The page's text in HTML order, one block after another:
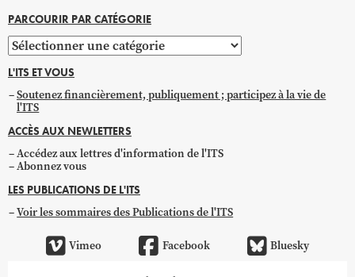
PARCOURIR PAR CATÉGORIE
Parcourir
par
catégorie
L'ITS ET VOUS
Soutenez financièrement, publiquement ; participez à la vie de
l'ITS
ACCÈS AUX NEWLETTERS
Accédez aux lettres d'information de l'ITS
Abonnez vous
LES PUBLICATIONS DE L'ITS
Voir les sommaires des Publications de l'ITS
Vimeo Facebook Bluesky